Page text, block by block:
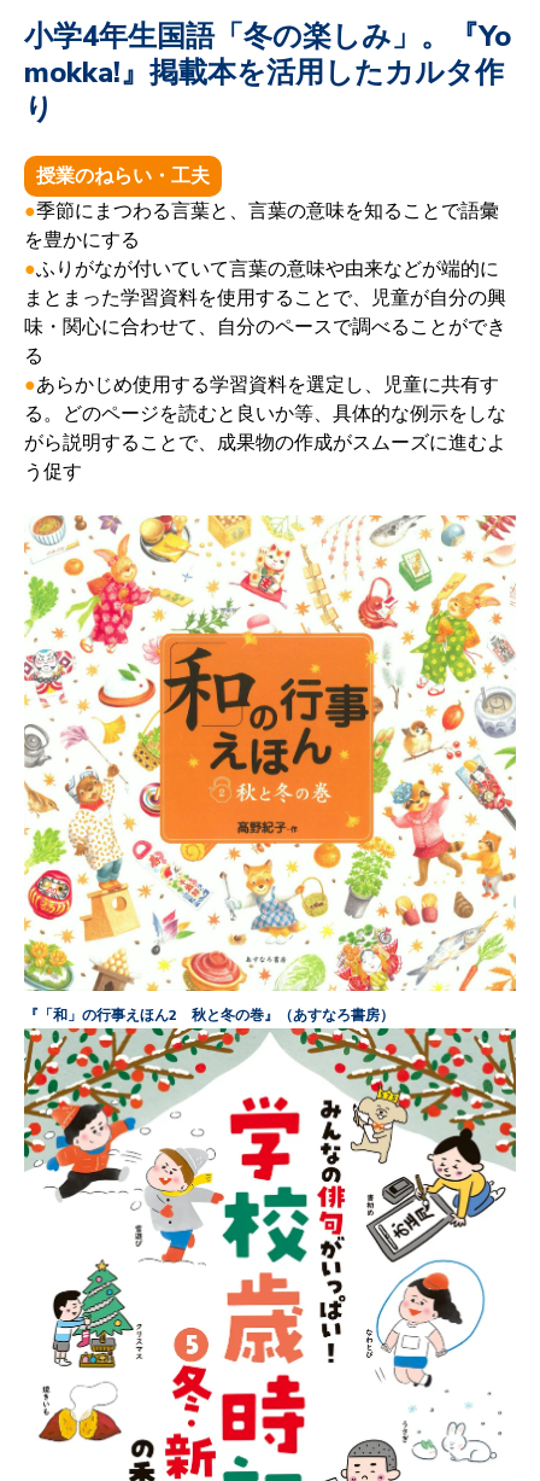
小学4年生国語「冬の楽しみ」。『Yo
mokka!』掲載本を活用したカルタ作
り
授業のねらい・工夫
●季節にまつわる言葉と、言葉の意味を知ることで語彙
を豊かにする
●ふりがなが付いていて言葉の意味や由来などが端的に
まとまった学習資料を使用することで、児童が自分の興
味・関心に合わせて、自分のペースで調べることができ
る
●あらかじめ使用する学習資料を選定し、児童に共有す
る。どのページを読むと良いか等、具体的な例示をしな
がら説明することで、成果物の作成がスムーズに進むよ
う促す
『「和」の行事えほん2 秋と冬の巻』（あすなろ書房）